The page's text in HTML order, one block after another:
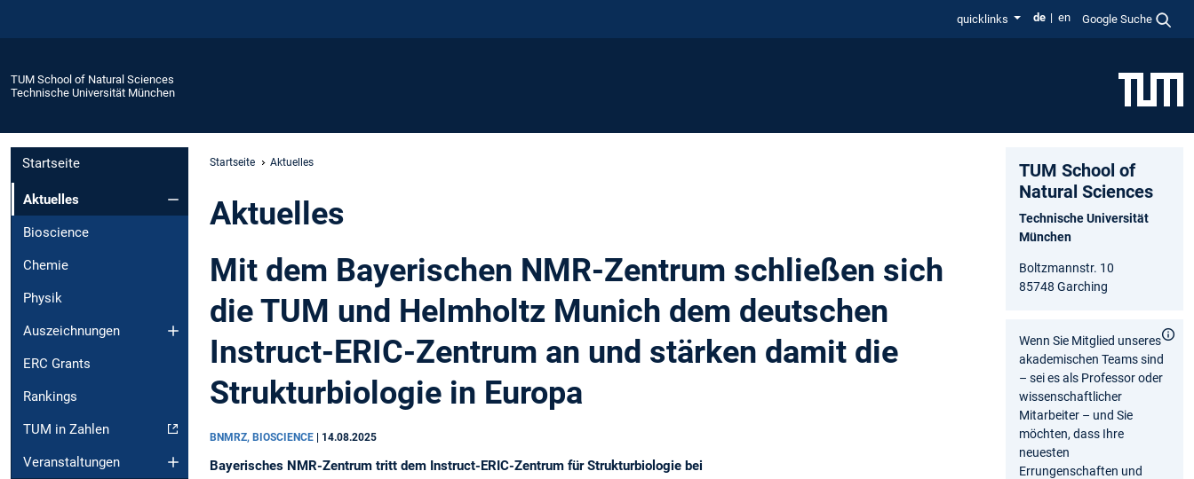
quicklinks de en Google Suche
TUM School of Natural Sciences
Technische Universität München
Startseite
Aktuelles
Bioscience
Chemie
Physik
Auszeichnungen
ERC Grants
Rankings
TUM in Zahlen
Veranstaltungen
Startseite Aktuelles
Aktuelles
Mit dem Bayerischen NMR-Zentrum schließen sich
die TUM und Helmholtz Munich dem deutschen
Instruct-ERIC-Zentrum an und stärken damit die
Strukturbiologie in Europa
BNMRZ, BIOSCIENCE | 14.08.2025
Bayerisches NMR-Zentrum tritt dem Instruct-ERIC-Zentrum für Strukturbiologie bei
TUM School of
Natural Sciences
Technische Universität
München
Boltzmannstr. 10
85748 Garching
Wenn Sie Mitglied unseres
akademischen Teams sind
– sei es als Professor oder
wissenschaftlicher
Mitarbeiter – und Sie
möchten, dass Ihre
neuesten
Errungenschaften und